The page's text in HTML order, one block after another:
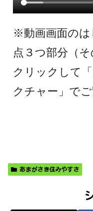
※動画画面のは
点３つ部分（
クリックして
クチャー」でご
あまがさき住みやすさ